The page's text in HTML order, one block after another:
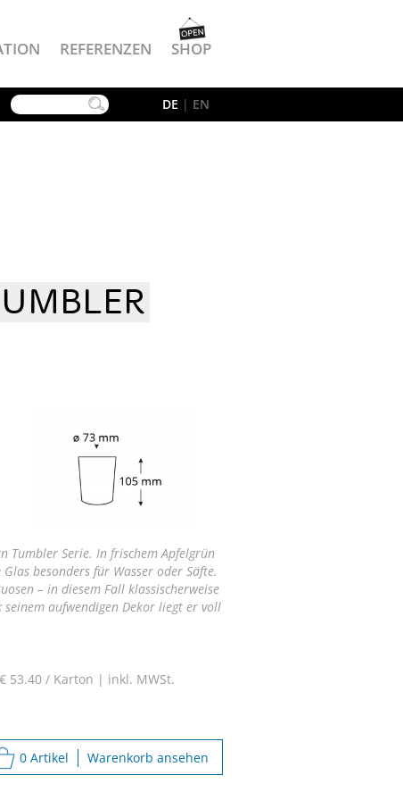
REFERENZEN SHOP
DE | EN
YouTube
Tumbler Serie. In frischem Apfelgrün
besonders für Wasser oder Säfte.
– in diesem Fall klassischerweise
aufwendigen Dekor liegt er voll
€ 53.40 / Karton | inkl. MWSt.
0 Artikel Warenkorb ansehen